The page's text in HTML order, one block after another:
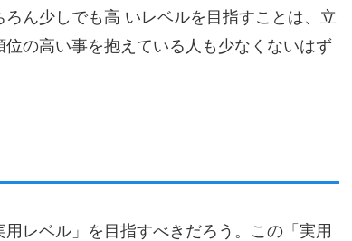
ん少しでも高 いレベルを目指すことは、立
の高い事を抱えている人も少なくないはず
レベル」を目指すべきだろう。この「実用